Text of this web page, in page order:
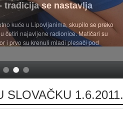
tradicija se nastavlja
kuće u Lipovljanima, skupilo se preko
četiri najavljene radionice. Matičari su
i prvo su krenuli mladi plesači pod
SLOVAČKU 1.6.2011.